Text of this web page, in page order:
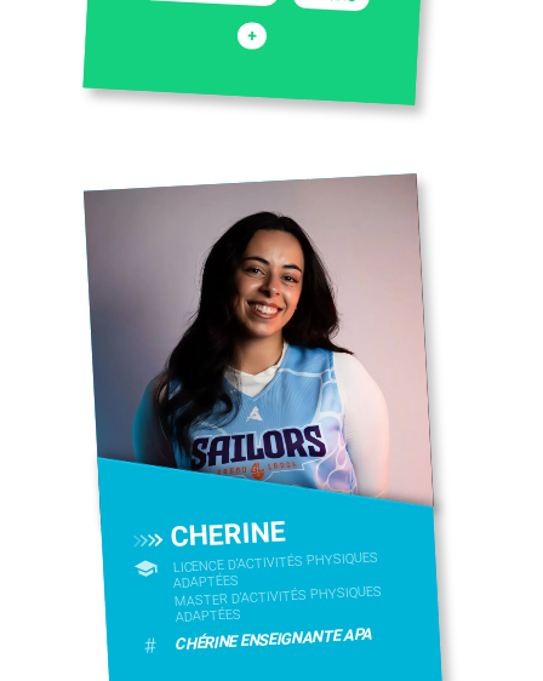
+
CHERINE
LICENCE D’ACTIVITÉS PHYSIQUES
ADAPTÉES
MASTER D'ACTIVITÉS PHYSIQUES
ADAPTÉES
# CHÉRINE ENSEIGNANTE APA